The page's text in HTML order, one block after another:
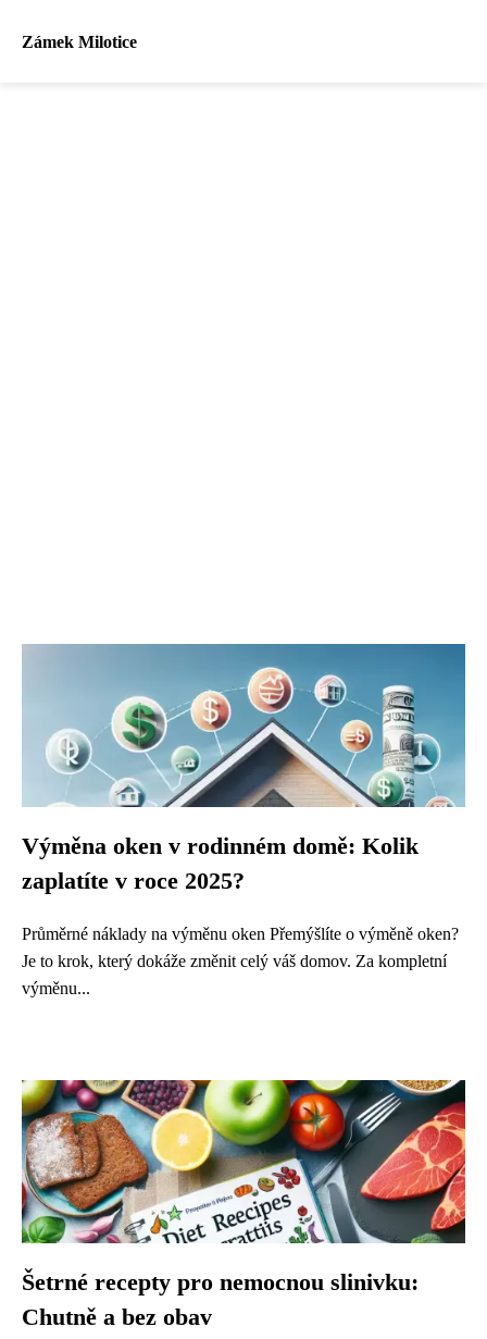
Zámek Milotice
Výměna oken v rodinném domě: Kolik
zaplatíte v roce 2025?
Průměrné náklady na výměnu oken Přemýšlíte o výměně oken?
Je to krok, který dokáže změnit celý váš domov. Za kompletní
výměnu...
Šetrné recepty pro nemocnou slinivku:
Chutně a bez obav